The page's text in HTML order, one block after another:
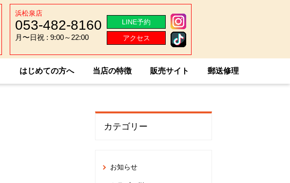
浜松泉店
053-482-8160
月〜日祝 : 9:00～22:00
LINE予約
アクセス
はじめての方へ 当店の特徴 販売サイト 郵送修理
カテゴリー
お知らせ